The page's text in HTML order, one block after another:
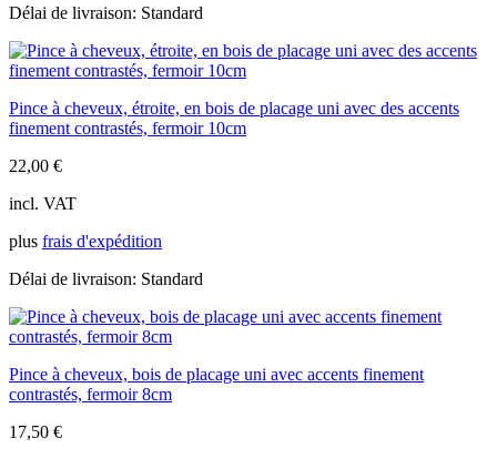
Délai de livraison: Standard
Pince à cheveux, étroite, en bois de placage uni avec des accents
finement contrastés, fermoir 10cm
22,00 €
incl. VAT
plus frais d'expédition
Délai de livraison: Standard
Pince à cheveux, bois de placage uni avec accents finement
contrastés, fermoir 8cm
17,50 €